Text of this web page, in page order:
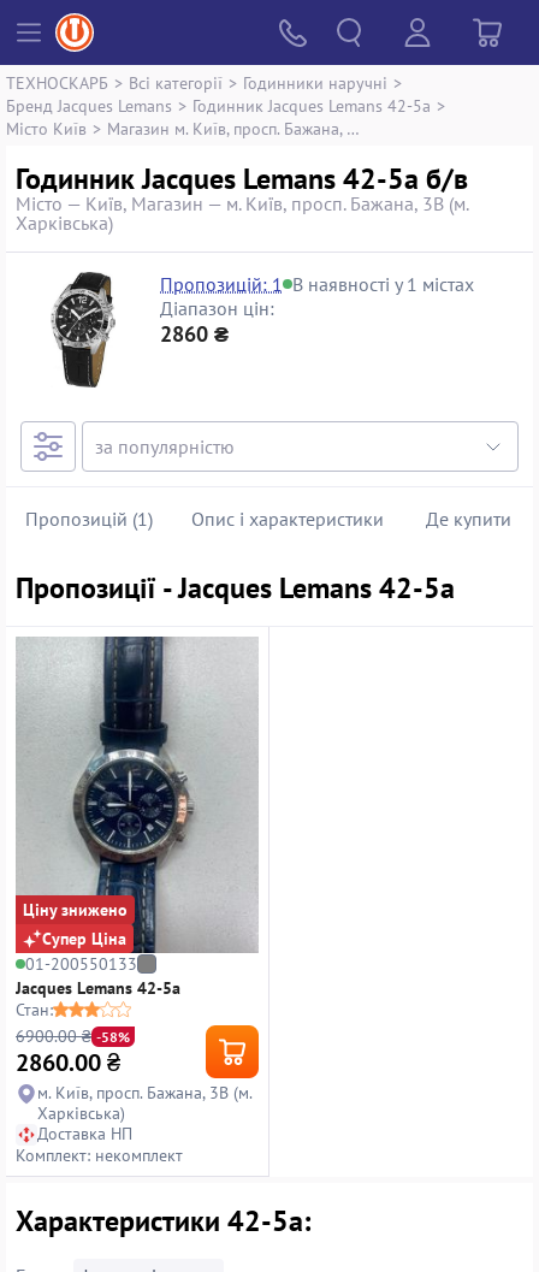
ТЕХНОСКАРБ > Всі категорії > Годинники наручні >
Бренд Jacques Lemans > Годинник Jacques Lemans 42-5a >
Місто Київ > Магазин м. Київ, просп. Бажана, 3В (м. Харківська)
Годинник Jacques Lemans 42-5a б/в
Місто — Київ, Магазин — м. Київ, просп. Бажана, 3В (м.
Харківська)
Пропозицій: 1 В наявності у 1 містах
Діапазон цін:
2860 ₴
Пропозицій (1) Опис і характеристики Де купити
Пропозиції - Jacques Lemans 42-5a
Ціну знижено
Супер Ціна
01-200550133
Jacques Lemans 42-5a
Стан:
6900.00 ₴ -58%
2860.00₴
м. Київ, просп. Бажана, 3В (м.
Харківська)
Доставка НП
Комплект: некомплект
Характеристики 42-5a: